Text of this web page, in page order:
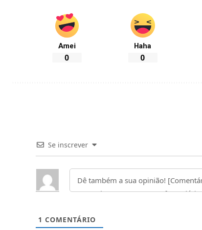
Amei
0
Haha
0
Se inscrever
1 COMENTÁRIO